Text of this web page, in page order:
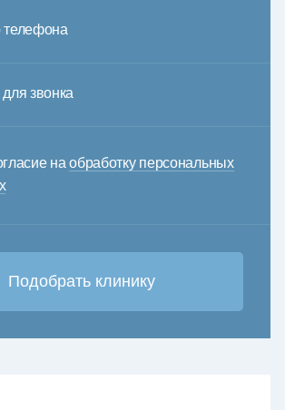
звонка
наобработку персональных